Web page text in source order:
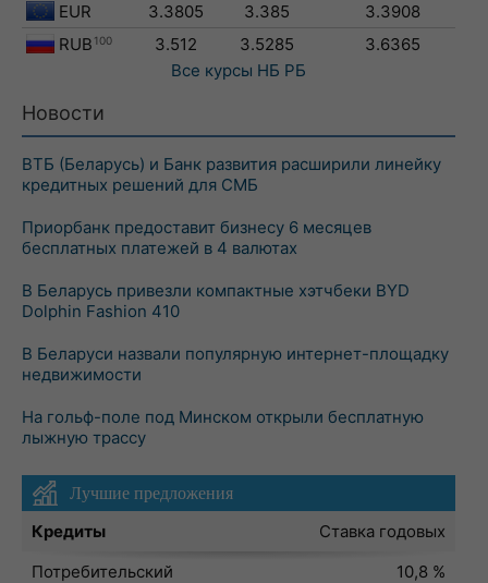
EUR
3.3805 3.385
3.3908
RUB 100 3.512 3.5285
3.6365
Все курсы НБ РБ
Новости
ВТБ (Беларусь) и Банк развития расширили линейку
кредитных решений для СМБ
Приорбанк предоставит бизнесу 6 месяцев
бесплатных платежей в 4 валютах
В Беларусь привезли компактные хэтчбеки BYD
Dolphin Fashion 410
В Беларуси назвали популярную интернет-площадку
недвижимости
На гольф-поле под Минском открыли бесплатную
лыжную трассу
Лучшие предложения
Кредиты
Ставка годовых
Потребительский
10,8 %